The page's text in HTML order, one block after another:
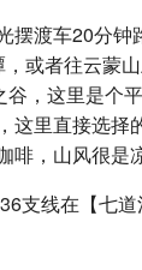
摆渡车20分钟
或者往云蒙
，这里是个
这里直接选择
，山风很是
支线在【七